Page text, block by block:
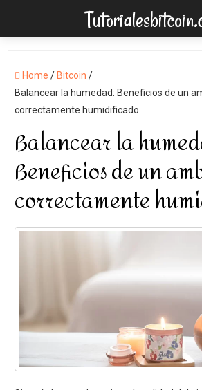
Home / Bitcoin /
Balancear la humedad: Beneficios de un
correctamente humidificado
Balancear la
Beneficios de un
correctamente